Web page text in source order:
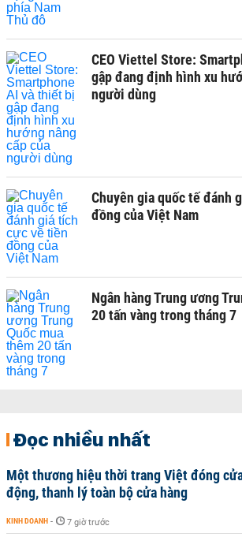
CEO Viettel Store:
gập đang định hình xu
người dùng
Chuyên gia quốc tế đánh
đồng của Việt Nam
Ngân hàng Trung ương
20 tấn vàng trong tháng 7
Đọc nhiều nhất
Một thương hiệu thời trang Việt đóng
động, thanh lý toàn bộ cửa hàng
KINH DOANH - 7 giờ trước